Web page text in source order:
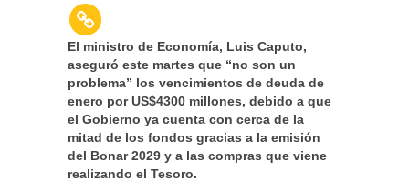
El ministro de Economía, Luis Caputo,
aseguró este martes que “no son un
problema” los vencimientos de deuda de
enero por US$4300 millones, debido a que
el Gobierno ya cuenta con cerca de la
mitad de los fondos gracias a la emisión
del Bonar 2029 y a las compras que viene
realizando el Tesoro.